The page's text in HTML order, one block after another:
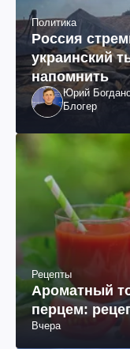
Политика
Россия
украинский
напомнить
Юрий
Блогер
Рецепты
Ароматный
перцем:
Вчера